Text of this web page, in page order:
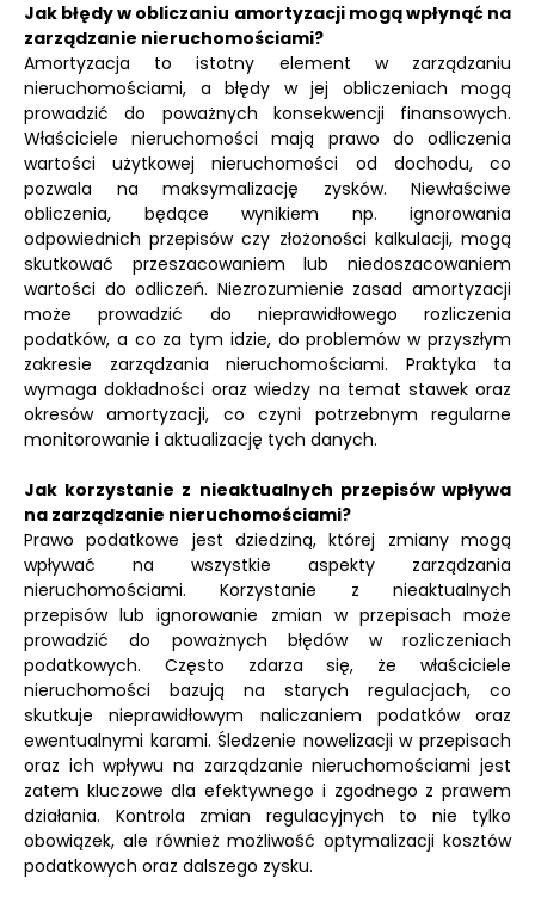
Jak błędy w obliczaniu amortyzacji mogą wpłynąć na
zarządzanie nieruchomościami?
Amortyzacja to istotny element w zarządzaniu
nieruchomościami, a błędy w jej obliczeniach mogą
prowadzić do poważnych konsekwencji finansowych.
Właściciele nieruchomości mają prawo do odliczenia
wartości użytkowej nieruchomości od dochodu, co
pozwala na maksymalizację zysków. Niewłaściwe
obliczenia, będące wynikiem np. ignorowania
odpowiednich przepisów czy złożoności kalkulacji, mogą
skutkować przeszacowaniem lub niedoszacowaniem
wartości do odliczeń. Niezrozumienie zasad amortyzacji
może prowadzić do nieprawidłowego rozliczenia
podatków, a co za tym idzie, do problemów w przyszłym
zakresie zarządzania nieruchomościami. Praktyka ta
wymaga dokładności oraz wiedzy na temat stawek oraz
okresów amortyzacji, co czyni potrzebnym regularne
monitorowanie i aktualizację tych danych.
Jak korzystanie z nieaktualnych przepisów wpływa
na zarządzanie nieruchomościami?
Prawo podatkowe jest dziedziną, której zmiany mogą
wpływać na wszystkie aspekty zarządzania
nieruchomościami. Korzystanie z nieaktualnych
przepisów lub ignorowanie zmian w przepisach może
prowadzić do poważnych błędów w rozliczeniach
podatkowych. Często zdarza się, że właściciele
nieruchomości bazują na starych regulacjach, co
skutkuje nieprawidłowym naliczaniem podatków oraz
ewentualnymi karami. Śledzenie nowelizacji w przepisach
oraz ich wpływu na zarządzanie nieruchomościami jest
zatem kluczowe dla efektywnego i zgodnego z prawem
działania. Kontrola zmian regulacyjnych to nie tylko
obowiązek, ale również możliwość optymalizacji kosztów
podatkowych oraz dalszego zysku.